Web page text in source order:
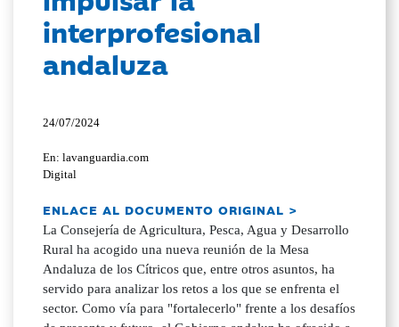
interprofesional
andaluza
24/07/2024
En: lavanguardia.com
Digital
ENLACE AL DOCUMENTO ORIGINAL >
La Consejería de Agricultura, Pesca, Agua y Desarrollo
Rural ha acogido una nueva reunión de la Mesa
Andaluza de los Cítricos que, entre otros asuntos, ha
servido para analizar los retos a los que se enfrenta el
sector. Como vía para "fortalecerlo" frente a los desafíos